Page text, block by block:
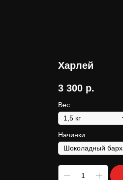
Харлей
3 300 р.
Вес
Начинки